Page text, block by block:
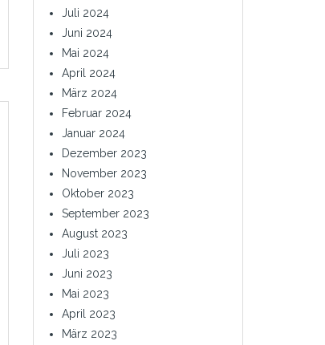
Juli 2024
Juni 2024
Mai 2024
April 2024
März 2024
Februar 2024
Januar 2024
Dezember 2023
November 2023
Oktober 2023
September 2023
August 2023
Juli 2023
Juni 2023
Mai 2023
April 2023
März 2023